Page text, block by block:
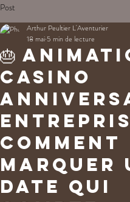
Post
🎂
casino
comment
marquer
date qui
Arthur Peultier L'Aventurier
18 mai 5 min de lecture